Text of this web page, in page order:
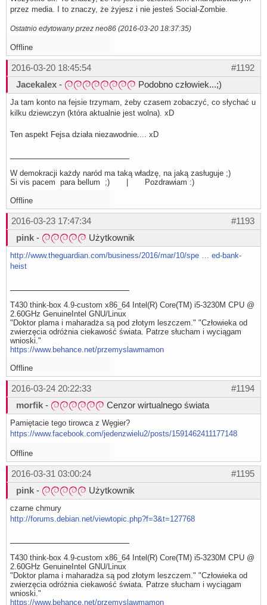
przez media. I to znaczy, że żyjesz i nie jesteś Social-Zombie.
Ostatnio edytowany przez neo86 (2016-03-20 18:37:35)
Offline
#1192
2016-03-20 18:45:54
Jacekalex - Podobno człowiek...;)
Ja tam konto na fejsie trzymam, żeby czasem zobaczyć, co słychać u
kilku dziewczyn (która aktualnie jest wolna). xD
Ten aspekt Fejsa działa niezawodnie.... xD
W demokracji każdy naród ma taką władzę, na jaką zasługuje ;)
Si vis pacem para bellum ;) | Pozdrawiam :)
Offline
#1193
2016-03-23 17:47:34
pink - Użytkownik
http://www.theguardian.com/business/2016/mar/10/spe … ed-bank-
heist
T430 think-box 4.9-custom x86_64 Intel(R) Core(TM) i5-3230M CPU @
2.60GHz GenuineIntel GNU/Linux
"Doktor plama i maharadża są pod złotym leszczem." "Człowieka od
zwierzęcia odróżnia ciekawość świata. Patrze słucham i wyciągam
wnioski."
https://www.behance.net/przemyslawmamon
Offline
#1194
2016-03-24 20:22:33
morfik - Cenzor wirtualnego świata
Pamiętacie tego tirowca z Węgier?
https://www.facebook.com/jedenzwielu2/posts/1591462411177148
Offline
#1195
2016-03-31 03:00:24
pink - Użytkownik
czarne chmury
http://forums.debian.net/viewtopic.php?f=3&t=127768
T430 think-box 4.9-custom x86_64 Intel(R) Core(TM) i5-3230M CPU @
2.60GHz GenuineIntel GNU/Linux
"Doktor plama i maharadża są pod złotym leszczem." "Człowieka od
zwierzęcia odróżnia ciekawość świata. Patrze słucham i wyciągam
wnioski."
https://www.behance.net/przemyslawmamon